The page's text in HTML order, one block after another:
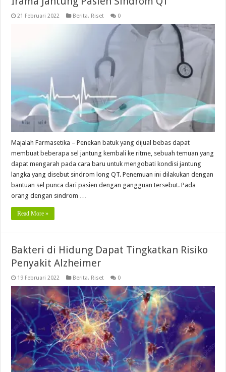
21 Februari 2022 Berita, Riset 0
Majalah Farmasetika – Penekan batuk yang dijual bebas dapat
membuat beberapa sel jantung kembali ke ritme, sebuah temuan yang
dapat mengarah pada cara baru untuk mengobati kondisi jantung
langka yang disebut sindrom long QT. Penemuan ini dilakukan dengan
bantuan sel punca dari pasien dengan gangguan tersebut. Pada
orang dengan sindrom …
Read More »
Bakteri di Hidung Dapat Tingkatkan Risiko
Penyakit Alzheimer
19 Februari 2022 Berita, Riset 0